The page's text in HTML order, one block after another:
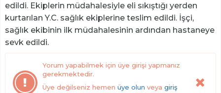
edildi. Ekiplerin müdahalesiyle eli sıkıştığı yerden
kurtarılan Y.C. sağlık ekiplerine teslim edildi. İşçi,
sağlık ekibinin ilk müdahalesinin ardından hastaneye
sevk edildi.
Yorum yapabilmek için üye girişi yapmanız
gerekmektedir.
Üye değilseniz hemen üye olun veya giriş